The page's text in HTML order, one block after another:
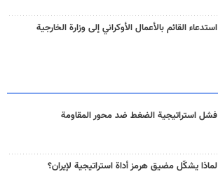
استدعاء القائم بالأعمال الأوكراني إلى وزارة الخارجية
فشل استراتيجية الضغط ضد محور المقاومة
لماذا يشكّل مضيق هرمز أداة استراتيجية لإيران؟